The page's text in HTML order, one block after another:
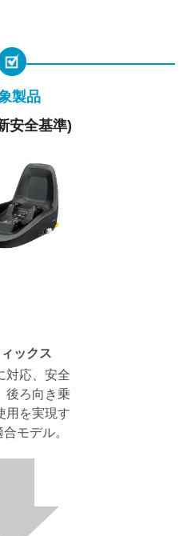
製品
安全基準)
ックス
対応、安全
後ろ向き乗
用を実現す
モデル。